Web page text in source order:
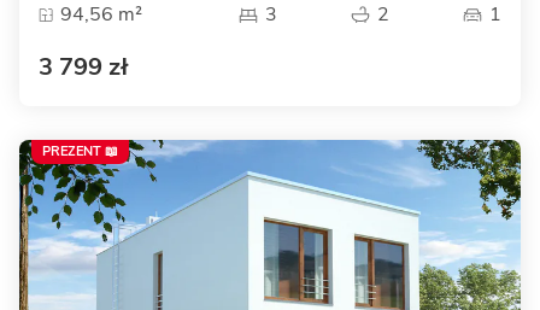
94,56 m²
3 2 1
3 799 zł
PREZENT 📖